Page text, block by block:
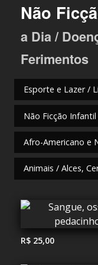
Não
a Dia /
Ferimentos
Esporte e Lazer /
Não Ficção Infantil
Afro-Americano e
Animais / Alces,
R$ 25,00